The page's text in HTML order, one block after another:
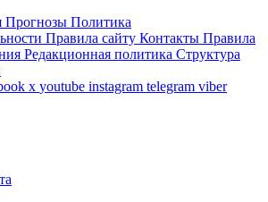
Прогнозы Политика
Правила сайту Контакты Правила
Редакционная политика Структура
x youtube instagram telegram viber